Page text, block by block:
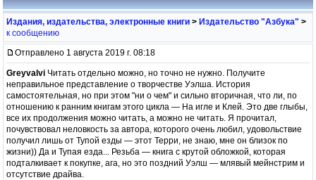
Издания, издательства, электронные книги > Издательство "Азбука" >
к сообщению
Отправлено 1 августа 2019 г. 08:18
Greyvalvi Читать отдельно можно, но точно не нужно. Получите
неправильное представление о творчестве Уэлша. История
самостоятельная, но при этом "ни о чем" и сильно вторичная, что ли, по
отношению к ранним книгам этого цикла — На игле и Клей. Это две глыбы,
все их продолжения можно читать, а можно не читать. Я прочитал,
почувствовал неловкость за автора, которого очень любил, удовольствие
получил лишь от Тупой езды — этот Терри, не знаю, мне он близок по
жизни)) Да и Тупая езда... Резьба — книга с крутой обложкой, которая
подталкивает к покупке, ага, но это поздний Уэлш — млявый мейнстрим и
отсутствие драйва.